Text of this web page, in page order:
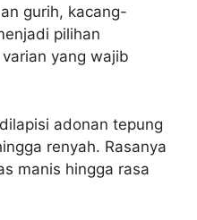
gurih, kacang-
pilihan
yang wajib
adonan tepung
renyah. Rasanya
manis hingga rasa